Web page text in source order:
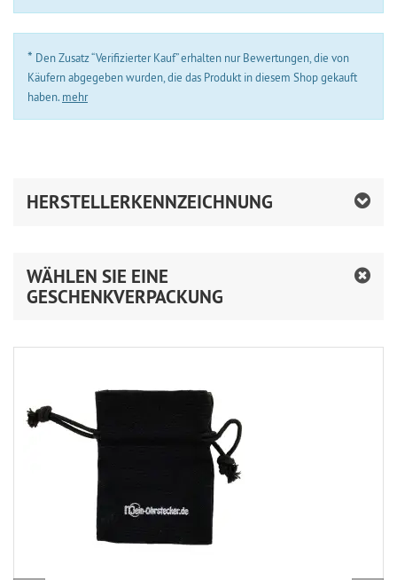
* Den Zusatz “Verifizierter Kauf” erhalten nur Bewertungen, die von
Käufern abgegeben wurden, die das Produkt in diesem Shop gekauft
haben. mehr
HERSTELLERKENNZEICHNUNG
WÄHLEN SIE EINE
GESCHENKVERPACKUNG